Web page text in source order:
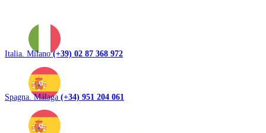
Italia. Milano(+39) 02 87 368 972
Spagna. Málaga (+34) 951 204 061